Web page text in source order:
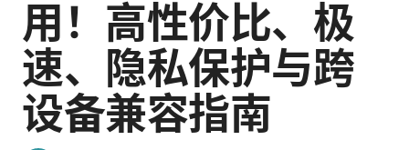
用！高性价比、极
速、隐私保护与跨
设备兼容指南